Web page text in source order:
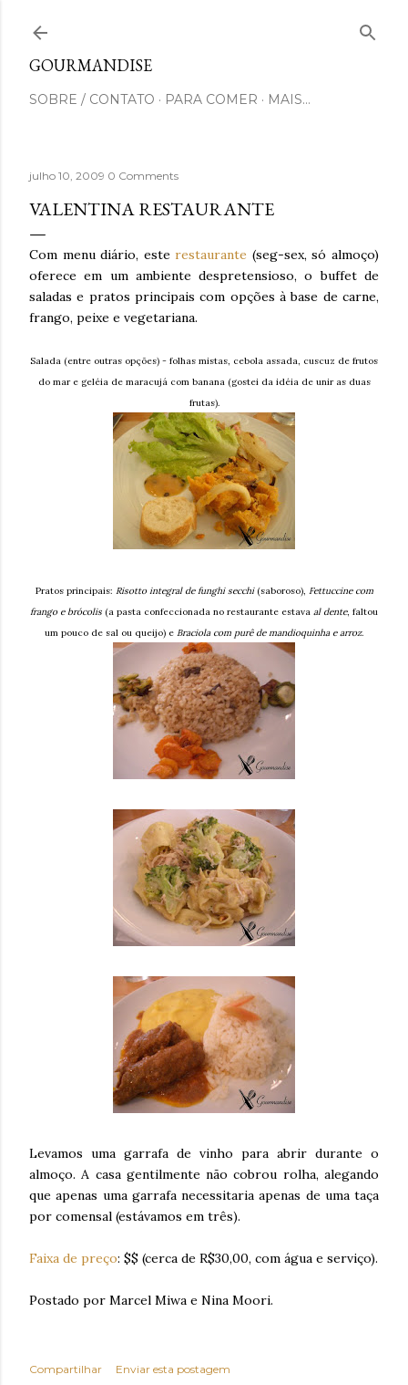
GOURMANDISE
SOBRE / CONTATO PARA COMER MAIS…
julho 10, 2009 0 Comments
VALENTINA RESTAURANTE
Com menu diário, esterestaurante (seg-sex, só almoço)
oferece em um ambiente despretensioso, o buffet de
saladas e pratos principais com opções à base de carne,
frango, peixe e vegetariana.
Salada (entre outras opções) - folhas mistas, cebola assada, cuscuz de frutos
do mar e geléia de maracujá com banana (gostei da idéia de unir as duas
frutas).
Pratos principais: Risotto integral de funghi secchi(saboroso), Fettuccine com
frango e brócolis (a pasta confeccionada no restaurante estava al dente, faltou
um pouco de sal ou queijo) e Braciola com purê de mandioquinha e arroz.
Levamos uma garrafa de vinho para abrir durante o
almoço. A casa gentilmente não cobrou rolha, alegando
que apenas uma garrafa necessitaria apenas de uma taça
por comensal (estávamos em três).
Faixa de preço: $$ (cerca de R$30,00, com água e serviço).
Postado por Marcel Miwa e Nina Moori.
Compartilhar Enviar esta postagem